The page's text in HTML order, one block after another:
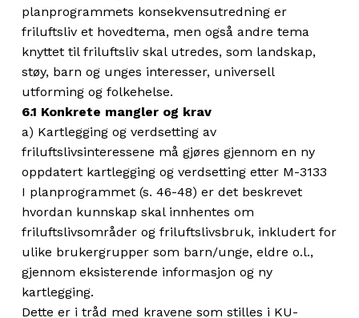
planprogrammets konsekvensutredning er
friluftsliv et hovedtema, men også andre tema
knyttet til friluftsliv skal utredes, som landskap,
støy, barn og unges interesser, universell
utforming og folkehelse.
6.1 Konkrete mangler og krav
a) Kartlegging og verdsetting av
friluftslivsinteressene må gjøres gjennom en ny
oppdatert kartlegging og verdsetting etter M-3133
I planprogrammet (s. 46-48) er det beskrevet
hvordan kunnskap skal innhentes om
friluftslivsområder og friluftslivsbruk, inkludert for
ulike brukergrupper som barn/unge, eldre o.l.,
gjennom eksisterende informasjon og ny
kartlegging.
Dette er i tråd med kravene som stilles i KU-